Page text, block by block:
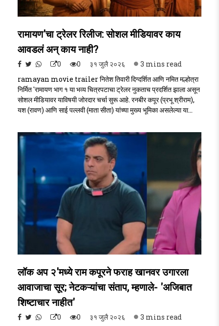
रामायण'चा ट्रेलर रिलीज: सोशल मीडियावर काय
आवडलं अन् काय नाही?
0 0 ३१ जुलै २०२६
3 mins read
ramayan movie trailer नितेश तिवारी दिग्दर्शित आणि नमित मल्होत्रा
निर्मित 'रामायण भाग १ या भव्य चित्रपटाचा ट्रेलर नुकताच प्रदर्शित झाला असून
सोशल मीडियावर याविषयी जोरदार चर्चा सुरू आहे. रनबीर कपूर (प्रभू श्रीराम),
यश (रावण) आणि साई पल्लवी (माता सीता) यांच्या मुख्य भूमिका असलेल्या या
लॉक अप २'मध्ये राम कपूरने फराह खानवर उगारला
आवाजाचा सूर; नेटकऱ्यांचा संताप, म्हणाले- 'अजिबात
शिष्टाचार नाहीत'
0 0 ३१ जुलै २०२६
3 mins read